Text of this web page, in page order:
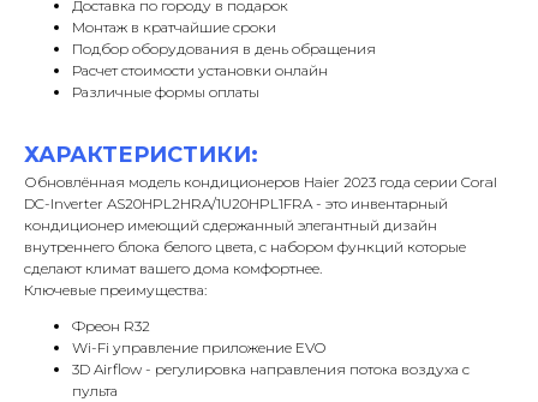
Доставка по городу в подарок
Монтаж в кратчайшие сроки
Подбор оборудования в день обращения
Расчет стоимости установки онлайн
Различные формы оплаты
ХАРАКТЕРИСТИКИ:
Обновлённая модель кондиционеров Haier 2023 года серии Coral
DC-Inverter AS20HPL2HRA/1U20HPL1FRA - это инвентарный
кондиционер имеющий сдержанный элегантный дизайн
внутреннего блока белого цвета, с набором функций которые
сделают климат вашего дома комфортнее.
Ключевые преимущества:
Фреон R32
Wi-Fi управление приложение EVO
3D Airflow - регулировка направления потока воздуха с
пульта